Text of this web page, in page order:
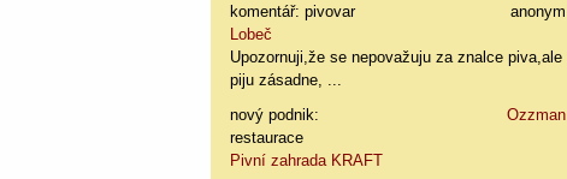
komentář: pivovar
anonym
Lobeč
Upozornuji,že se nepovažuju za znalce piva,ale
piju zásadne, ...
nový podnik:
restaurace
Ozzman
Pivní zahrada KRAFT